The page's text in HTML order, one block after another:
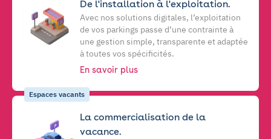
De l'installation à l'exploitation.
Avec nos solutions digitales, l’exploitation
de vos parkings passe d’une contrainte à
une gestion simple, transparente et adaptée
à toutes vos spécificités.
En savoir plus
Espaces vacants
La commercialisation de la
vacance.